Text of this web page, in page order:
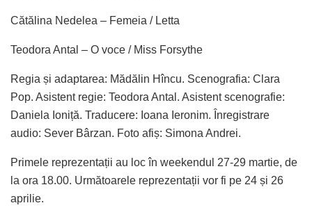
Cătălina Nedelea – Femeia / Letta
Teodora Antal – O voce / Miss Forsythe
Regia și adaptarea: Mădălin Hîncu. Scenografia: Clara
Pop. Asistent regie: Teodora Antal. Asistent scenografie:
Daniela Ioniță. Traducere: Ioana Ieronim. Înregistrare
audio: Sever Bârzan. Foto afiș: Simona Andrei.
Primele reprezentații au loc în weekendul 27-29 martie, de
la ora 18.00. Următoarele reprezentații vor fi pe 24 și 26
aprilie.